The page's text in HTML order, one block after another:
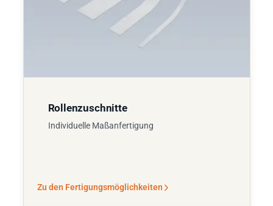
Rollenzuschnitte
Individuelle Maßanfertigung
Zu den Fertigungsmöglichkeiten